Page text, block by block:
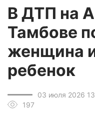
В ДТП на
Тамбове
женщина
ребенок
03 июля 2026
197